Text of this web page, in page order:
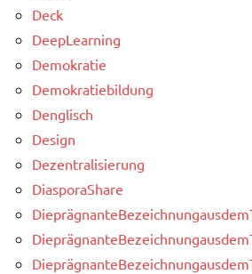
Deck
DeepLearning
Demokratie
Demokratiebildung
Denglisch
Design
Dezentralisierung
DiasporaShare